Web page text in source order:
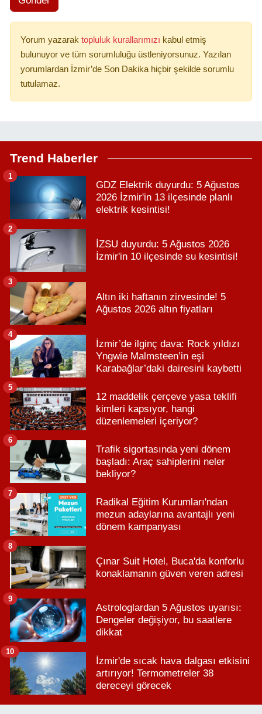
Yorum yazarak topluluk kurallarımızı kabul etmiş
bulunuyor ve tüm sorumluluğu üstleniyorsunuz. Yazılan
yorumlardan İzmir’de Son Dakika hiçbir şekilde sorumlu
tutulamaz.
Trend Haberler
GDZ Elektrik duyurdu: 5 Ağustos
2026 İzmir'in 13 ilçesinde planlı
elektrik kesintisi!
1
İZSU duyurdu: 5 Ağustos 2026
İzmir'in 10 ilçesinde su kesintisi!
2
Altın iki haftanın zirvesinde! 5
Ağustos 2026 altın fiyatları
3
İzmir’de ilginç dava: Rock yıldızı
Yngwie Malmsteen’in eşi
Karabağlar’daki dairesini kaybetti
4
12 maddelik çerçeve yasa teklifi
kimleri kapsıyor, hangi
düzenlemeleri içeriyor?
5
Trafik sigortasında yeni dönem
başladı: Araç sahiplerini neler
bekliyor?
6
Radikal Eğitim Kurumları'ndan
mezun adaylarına avantajlı yeni
dönem kampanyası
7
Çınar Suit Hotel, Buca'da konforlu
konaklamanın güven veren adresi
8
Astrologlardan 5 Ağustos uyarısı:
Dengeler değişiyor, bu saatlere
dikkat
9
İzmir'de sıcak hava dalgası etkisini
artırıyor! Termometreler 38
dereceyi görecek
10